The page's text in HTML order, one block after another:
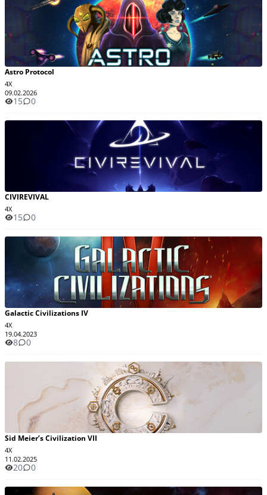
Astro Protocol
4X
09.02.2026
15 0
CIVIREVIVAL
4X
15 0
Galactic Civilizations IV
4X
19.04.2023
8 0
Sid Meier’s Civilization VII
4X
11.02.2025
20 0